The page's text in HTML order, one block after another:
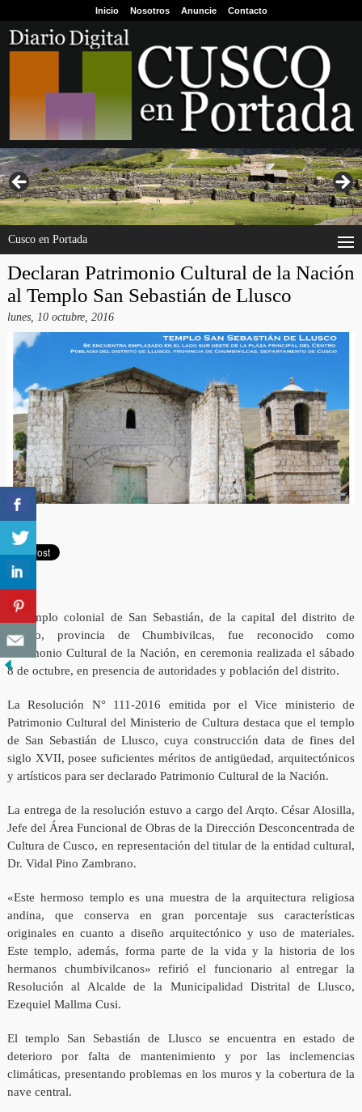
Inicio Nosotros Anuncie Contacto
Cusco en Portada
Declaran Patrimonio Cultural de la Nación
al Templo San Sebastián de Llusco
lunes, 10 octubre, 2016
El templo colonial de San Sebastián, de la capital del distrito de
Llusco, provincia de Chumbivilcas, fue reconocido como
Patrimonio Cultural de la Nación, en ceremonia realizada el sábado
8 de octubre, en presencia de autoridades y población del distrito.
La Resolución N° 111-2016 emitida por el Vice ministerio de
Patrimonio Cultural del Ministerio de Cultura destaca que el templo
de San Sebastián de Llusco, cuya construcción data de fines del
siglo XVII, posee suficientes méritos de antigüedad, arquitectónicos
y artísticos para ser declarado Patrimonio Cultural de la Nación.
La entrega de la resolución estuvo a cargo del Arqto. César Alosilla,
Jefe del Área Funcional de Obras de la Dirección Desconcentrada de
Cultura de Cusco, en representación del titular de la entidad cultural,
Dr. Vidal Pino Zambrano.
«Este hermoso templo es una muestra de la arquitectura religiosa
andina, que conserva en gran porcentaje sus características
originales en cuanto a diseño arquitectónico y uso de materiales.
Este templo, además, forma parte de la vida y la historia de los
hermanos chumbivilcanos» refirió el funcionario al entregar la
Resolución al Alcalde de la Municipalidad Distrital de Llusco,
Ezequiel Mallma Cusi.
El templo San Sebastián de Llusco se encuentra en estado de
deterioro por falta de mantenimiento y por las inclemencias
climáticas, presentando problemas en los muros y la cobertura de la
nave central.